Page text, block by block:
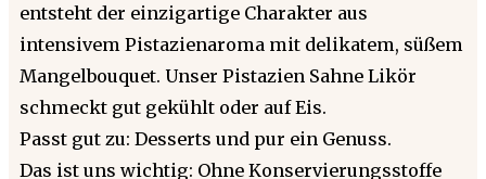
entsteht der einzigartige Charakter aus
intensivem Pistazienaroma mit delikatem, süßem
Mangelbouquet. Unser Pistazien Sahne Likör
schmeckt gut gekühlt oder auf Eis.
Passt gut zu: Desserts und pur ein Genuss.
Das ist uns wichtig: Ohne Konservierungsstoffe